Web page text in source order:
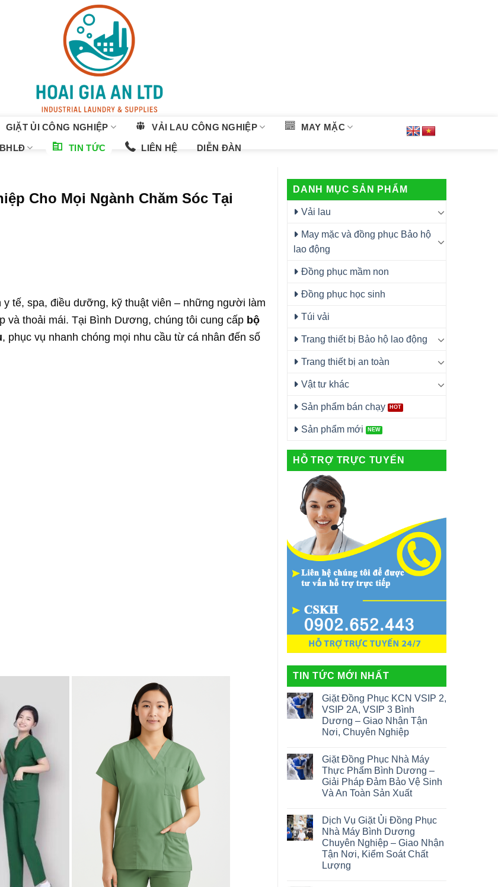
GIẶT ỦI CÔNG NGHIỆP VẢI LAU CÔNG NGHIỆP MAY MẶC
TIN TỨC LIÊN HỆ DIỄN ĐÀN
Cho Mọi Ngành Chăm Sóc Tại
tế, spa, điều dưỡng, kỹ thuật viên – những người làm
và thoải mái. Tại Bình Dương, chúng tôi cung cấp bộ
, phục vụ nhanh chóng mọi nhu cầu từ cá nhân đến số
DANH MỤC SẢN PHẨM
Vải lau
May mặc và đồng phục Bảo hộ
lao động
Đồng phục mầm non
Đồng phục học sinh
Túi vải
Trang thiết bị Bảo hộ lao động
Trang thiết bị an toàn
Vật tư khác
Sản phẩm bán chạy
Sản phẩm mới
HỖ TRỢ TRỰC TUYẾN
TIN TỨC MỚI NHẤT
Giặt Đồng Phục KCN VSIP 2,
VSIP 2A, VSIP 3 Bình
Dương – Giao Nhận Tận
Nơi, Chuyên Nghiệp
Giặt Đồng Phục Nhà Máy
Thực Phẩm Bình Dương –
Giải Pháp Đảm Bảo Vệ Sinh
Và An Toàn Sản Xuất
Dịch Vụ Giặt Ủi Đồng Phục
Nhà Máy Bình Dương
Chuyên Nghiệp – Giao Nhận
Tận Nơi, Kiểm Soát Chất
Lượng